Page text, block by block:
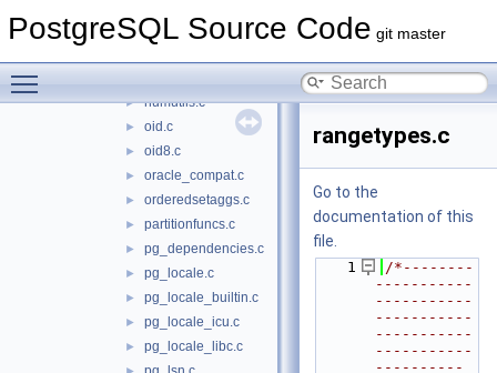
PostgreSQL Source Code git master
► network_selfuncs.c
► numutils.c
► oid.c
► oid8.c
► oracle_compat.c
► orderedsetaggs.c
► partitionfuncs.c
► pg_dependencies.c
► pg_locale.c
► pg_locale_builtin.c
► pg_locale_icu.c
► pg_locale_libc.c
rangetypes.c
Go to the
documentation of this
file.
    1
/*--------
-----------
-----------
-----------
-----------
-----------
----------